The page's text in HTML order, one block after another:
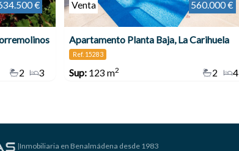
€
3
2
Venta 560.000 €
Apartamento Planta Baja, La Carihuela
Ref. 15283
Sup: 123 m2 4
2
|Inmobiliaria en Benalmádena desde 1983